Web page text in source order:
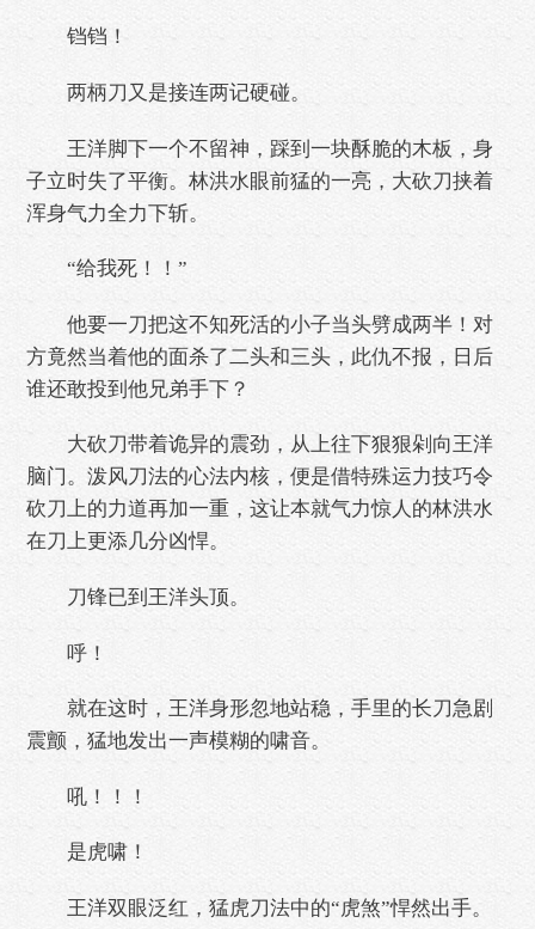
铛铛！
两柄刀又是接连两记硬碰。
王洋脚下一个不留神，踩到一块酥脆的木板，身
子立时失了平衡。林洪水眼前猛的一亮，大砍刀挟着
浑身气力全力下斩。
“给我死！！”
他要一刀把这不知死活的小子当头劈成两半！对
方竟然当着他的面杀了二头和三头，此仇不报，日后
谁还敢投到他兄弟手下？
大砍刀带着诡异的震劲，从上往下狠狠剁向王洋
脑门。泼风刀法的心法内核，便是借特殊运力技巧令
砍刀上的力道再加一重，这让本就气力惊人的林洪水
在刀上更添几分凶悍。
刀锋已到王洋头顶。
呼！
就在这时，王洋身形忽地站稳，手里的长刀急剧
震颤，猛地发出一声模糊的啸音。
吼！！！
是虎啸！
王洋双眼泛红，猛虎刀法中的“虎煞”悍然出手。